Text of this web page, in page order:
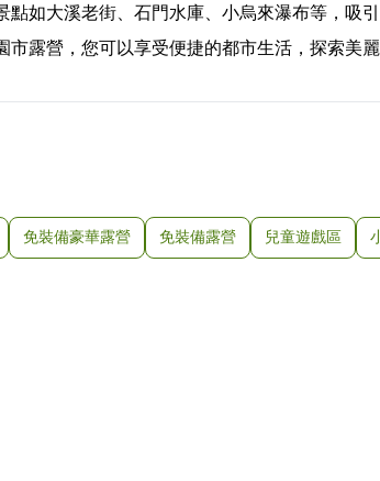
如大溪老街、石門水庫、小烏來瀑布等，吸
露營，您可以享受便捷的都市生活，探索美
免裝備豪華露營 免裝備露營 兒童遊戲區